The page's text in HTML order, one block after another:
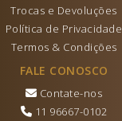
Trocas e Devoluções
Política de Privacidade
Termos & Condições
FALE CONOSCO
Contate-nos
11 96667-0102